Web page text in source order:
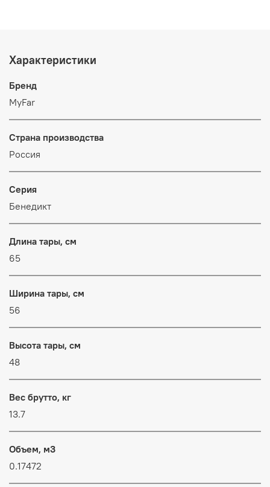
Характеристики
Бренд
MyFar
Страна производства
Россия
Серия
Бенедикт
Длина тары, см
65
Ширина тары, см
56
Высота тары, см
48
Вес брутто, кг
13.7
Объем, м3
0.17472